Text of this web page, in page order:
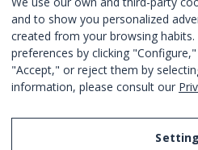
ISCRIVITI PER OTTENERE
Accetto i termini e condizioni.
and to show you personalized
created from your browsing
preferences by clicking
"Accept," or reject them by
information, please consult our